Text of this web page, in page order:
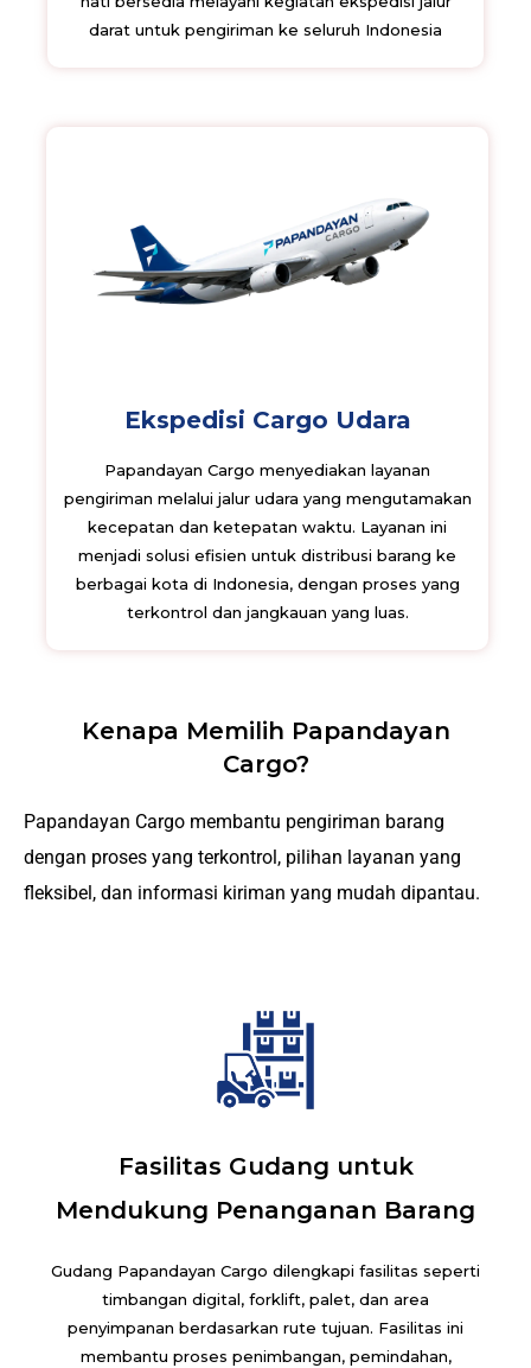
darat untuk pengiriman ke seluruh Indonesia
Ekspedisi Cargo Udara
Papandayan Cargo menyediakan layanan
pengiriman melalui jalur udara yang mengutamakan
kecepatan dan ketepatan waktu. Layanan ini
menjadi solusi efisien untuk distribusi barang ke
berbagai kota di Indonesia, dengan proses yang
terkontrol dan jangkauan yang luas.
Kenapa Memilih Papandayan
Cargo?
Papandayan Cargo membantu pengiriman barang
dengan proses yang terkontrol, pilihan layanan yang
fleksibel, dan informasi kiriman yang mudah dipantau.
Fasilitas Gudang untuk
Mendukung Penanganan Barang
Gudang Papandayan Cargo dilengkapi fasilitas seperti
timbangan digital, forklift, palet, dan area
penyimpanan berdasarkan rute tujuan. Fasilitas ini
membantu proses penimbangan, pemindahan,